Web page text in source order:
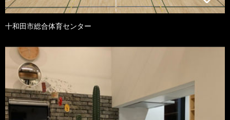
十和田市総合体育センター